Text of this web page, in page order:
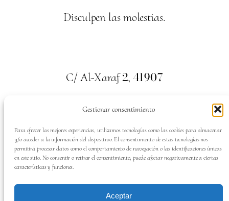
Gestionar consentimiento
Para ofrecer las mejores experiencias, utilizamos tecnologías como las cookies para almacenar
y/o acceder a la información del dispositivo. El consentimiento de estas tecnologías nos
permitirá procesar datos como el comportamiento de navegación o las identificaciones únicas
en este sitio. No consentir o retirar el consentimiento, puede afectar negativamente a ciertas
características y funciones.
Aceptar
Disculpen las molestias.
C/ Al-Xaraf2, 41907
Valencina de la Concepción. Sevilla
Tel:659700313
SÍGUENOS EN: